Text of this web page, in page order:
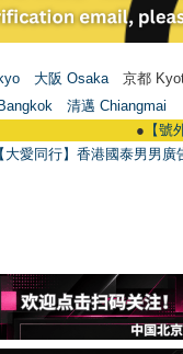
大阪 Osaka 京都
清邁 Chiangmai
【號外
大愛同行】香港國泰男男廣